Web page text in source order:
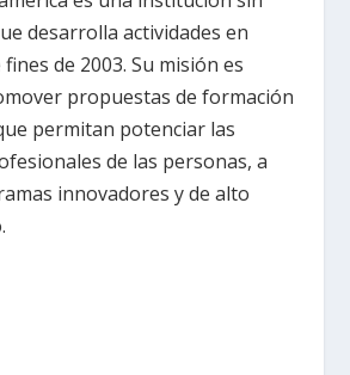
desarrolla actividades en
de 2003. Su misión es
propuestas de formación
permitan potenciar las
de las personas, a
innovadores y de alto